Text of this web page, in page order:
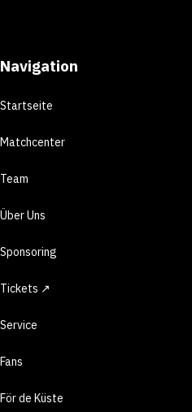
Navigation
Startseite
Matchcenter
Team
Über Uns
Sponsoring
Tickets ↗
Service
Fans
För de Küste